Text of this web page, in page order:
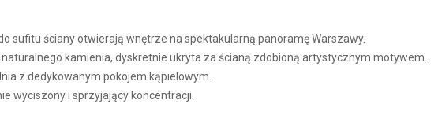
sufitu ściany otwierają wnętrze na spektakularną panoramę Warszawy.
kamienia, dyskretnie ukryta za ścianą zdobioną artystycznym motywem.
z dedykowanym pokojem kąpielowym.
wyciszony i sprzyjający koncentracji.